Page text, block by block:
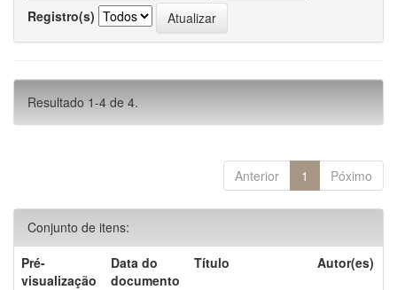
Registro(s)
Resultado 1-4 de 4.
Anterior 1 Póximo
Conjunto de itens:
Pré-
visualização
Data do
documento
Título Autor(es)